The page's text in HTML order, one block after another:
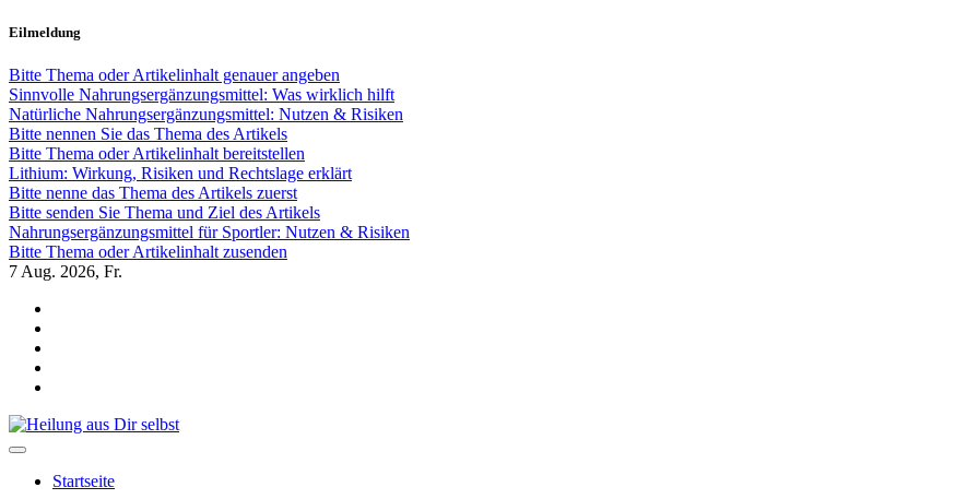
Zum
springen
Eilmeldung
Bitte Thema oder Artikelinhalt genauer angeben
Sinnvolle Nahrungsergänzungsmittel: Was wirklich hilft
Natürliche Nahrungsergänzungsmittel: Nutzen & Risiken
Bitte nennen Sie das Thema des Artikels
Bitte Thema oder Artikelinhalt bereitstellen
Lithium: Wirkung, Risiken und Rechtslage erklärt
Bitte nenne das Thema des Artikels zuerst
Bitte senden Sie Thema und Ziel des Artikels
Nahrungsergänzungsmittel für Sportler: Nutzen & Risiken
Bitte Thema oder Artikelinhalt zusenden
7 Aug. 2026, Fr.
Startseite